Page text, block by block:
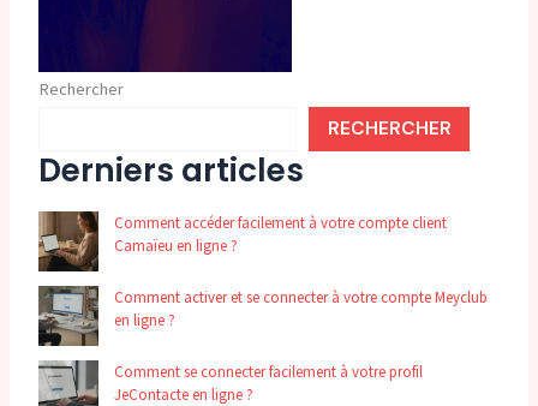
Rechercher
RECHERCHER
Derniers articles
Comment accéder facilement à votre compte client
Camaïeu en ligne ?
Comment activer et se connecter à votre compte Meyclub
en ligne ?
Comment se connecter facilement à votre profil
JeContacte en ligne ?